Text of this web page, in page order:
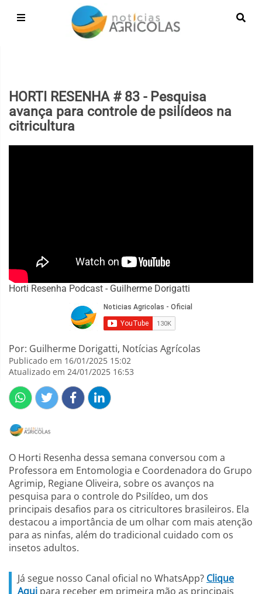
HORTI RESENHA # 83 - Pesquisa
avança para controle de psilídeos na
citricultura
Horti Resenha Podcast - Guilherme Dorigatti
Por: Guilherme Dorigatti, Notícias Agrícolas
Publicado em 16/01/2025 15:02
Atualizado em 24/01/2025 16:53
O Horti Resenha dessa semana conversou com a
Professora em Entomologia e Coordenadora do Grupo
Agrimip, Regiane Oliveira, sobre os avanços na
pesquisa para o controle do Psilídeo, um dos
principais desafios para os citricultores brasileiros. Ela
destacou a importância de um olhar com mais atenção
para as ninfas, além do tradicional cuidado com os
insetos adultos.
Já segue nosso Canal oficial no WhatsApp? Clique
Aqui para receber em primeira mão as principais